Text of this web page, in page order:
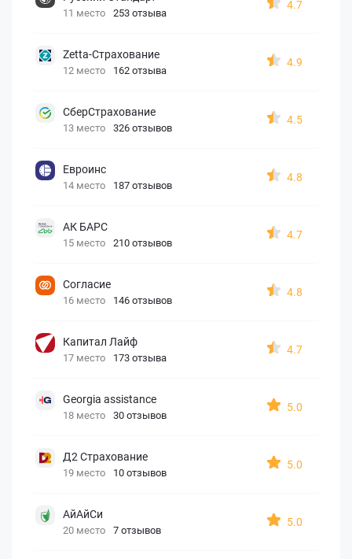
11 место 253 отзыва
4.7
Zetta-Страхование
12 место 162 отзыва
4.9
СберСтрахование
13 место 326 отзывов
4.5
Евроинс
14 место 187 отзывов
4.8
АК БАРС
15 место 210 отзывов
4.7
Согласие
16 место 146 отзывов
4.8
Капитал Лайф
17 место 173 отзыва
4.7
Georgia assistance
18 место 30 отзывов
5.0
Д2 Страхование
19 место 10 отзывов
5.0
АйАйСи
20 место 7 отзывов
5.0